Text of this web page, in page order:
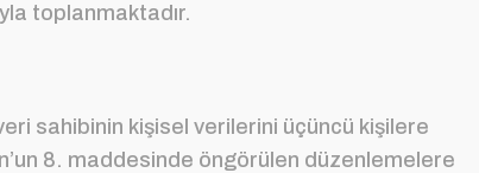
toplanmaktadır.
sahibinin kişisel verilerini üçüncü kişilere
8. maddesinde öngörülen düzenlemelere